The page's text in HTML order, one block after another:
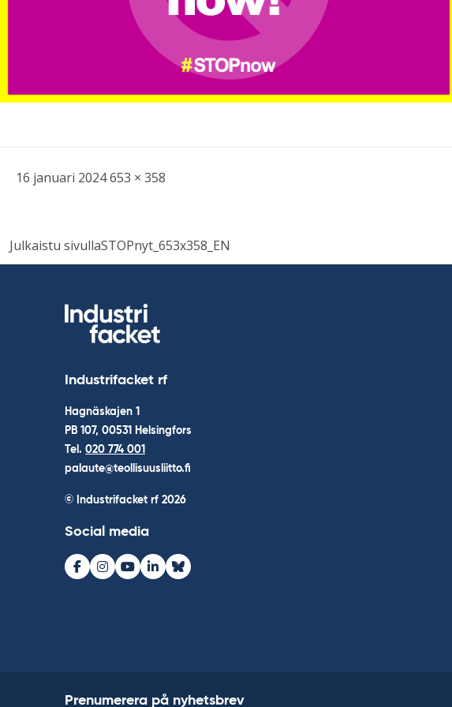
Skriven
16 januari 2024Bild
storlek
653 × 358
Inläggsnavigering
Julkaistu sivullaSTOPnyt_653x358_EN
Industrifacket rf
Hagnäskajen 1
PB 107, 00531 Helsingfors
Tel. 020 774 001
palaute@teollisuusliitto.fi
© Industrifacket rf 2026
Social media
Facebook
Instagram
Youtube
LinkedInBluesky
Prenumerera på nyhetsbrev